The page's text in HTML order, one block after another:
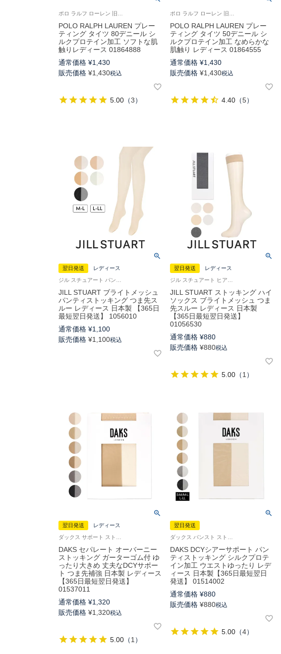
POLO RALPH LAUREN プレー
ティング タイツ 80デニール シ
ルクプロテイン加工 ソフトな肌
触りレディース 01864888
通常価格 ¥1,430
販売価格 ¥1,430税込
5.00 （3）
POLO RALPH LAUREN プレー
ティング タイツ 50デニール シ
ルクプロテイン加工 なめらかな
肌触り レディース 01864555
通常価格 ¥1,430
販売価格 ¥1,430税込
4.40（5）
翌日発送
レディース
JILL STUART ブライトメッシュ
パンティストッキング つま先ス
ルー レディース 日本製 【365日
最短翌日発送】 1056010
通常価格 ¥1,100
販売価格 ¥1,100税込
翌日発送
レディース
JILL STUART ストッキング ハイ
ソックス ブライトメッシュ つま
先スルー レディース 日本製
【365日最短翌日発送】
01056530
通常価格 ¥880
販売価格 ¥880税込
5.00（1 ）
翌日発送
レディース
DAKS セパレート オーバーニー
ストッキング ガーターゴム付 ゆ
ったり大きめ 丈夫なDCYサポー
ト つま先補強 日本製 レディース
【365日最短翌日発送】
01537011
通常価格 ¥1,320
販売価格 ¥1,320税込
5.00 （1 ）
翌日発送
DAKS DCYシアーサポート パン
ティストッキング シルクプロテ
イン加工 ウエストゆったり レデ
ィース 日本製【365日最短翌日
発送】 01514002
通常価格 ¥880
販売価格 ¥880税込
5.00（4）